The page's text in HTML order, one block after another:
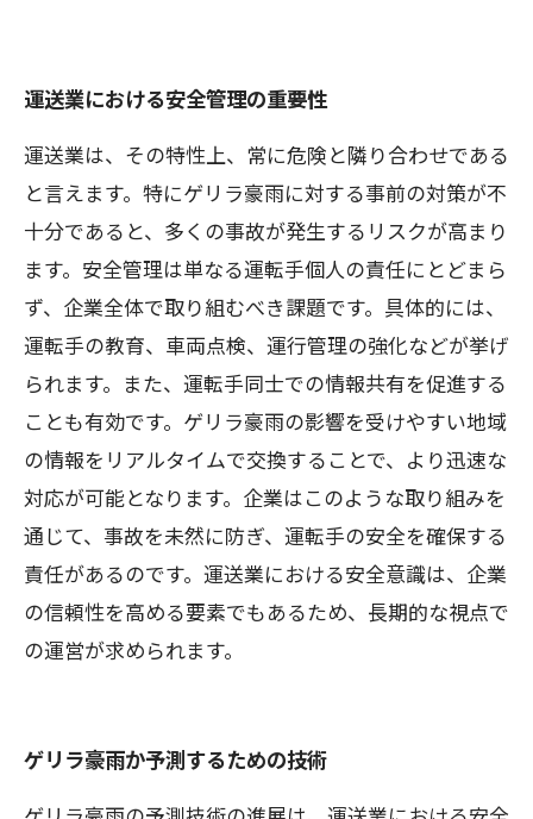
運送業における安全管理の重要性
運送業は、その特性上、常に危険と隣り合わせである
と言えます。特にゲリラ豪雨に対する事前の対策が不
十分であると、多くの事故が発生するリスクが高まり
ます。安全管理は単なる運転手個人の責任にとどまら
ず、企業全体で取り組むべき課題です。具体的には、
運転手の教育、車両点検、運行管理の強化などが挙げ
られます。また、運転手同士での情報共有を促進する
ことも有効です。ゲリラ豪雨の影響を受けやすい地域
の情報をリアルタイムで交換することで、より迅速な
対応が可能となります。企業はこのような取り組みを
通じて、事故を未然に防ぎ、運転手の安全を確保する
責任があるのです。運送業における安全意識は、企業
の信頼性を高める要素でもあるため、長期的な視点で
の運営が求められます。
ゲリラ豪雨か予測するための技術